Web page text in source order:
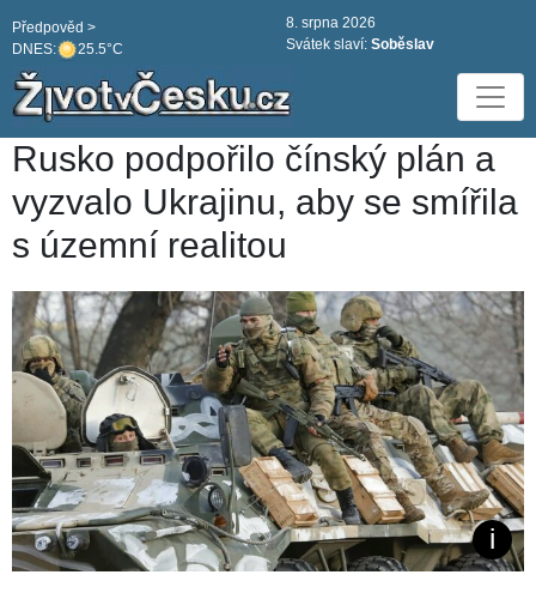
DNES: 25.5°C
Předpověd >
8. srpna 2026
Svátek slaví: Soběslav
Rusko podpořilo čínský plán a
vyzvalo Ukrajinu, aby se smířila
s územní realitou